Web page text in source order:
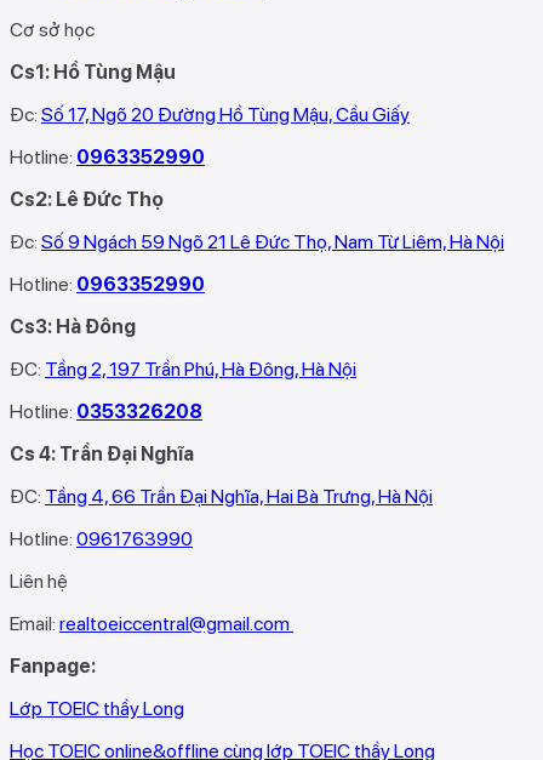
Cơ sở học
Cs1: Hồ Tùng Mậu
Đc: Số 17, Ngõ 20 Đường Hồ Tùng Mậu, Cầu Giấy
Hotline: 0963352990
Cs2: Lê Đức Thọ
Đc: Số 9 Ngách 59 Ngõ 21 Lê Đức Thọ, Nam Từ Liêm, Hà Nội
Hotline: 0963352990
Cs3: Hà Đông
ĐC: Tầng 2, 197 Trần Phú, Hà Đông, Hà Nội
Hotline: 0353326208‬
Cs 4: Trần Đại Nghĩa
ĐC: Tầng 4, 66 Trần Đại Nghĩa, Hai Bà Trưng, Hà Nội
Hotline: 0961763990
Liên hệ
Email: realtoeiccentral@gmail.com
Fanpage:
Lớp TOEIC thầy Long
Học TOEIC online&offline cùng lớp TOEIC thầy Long